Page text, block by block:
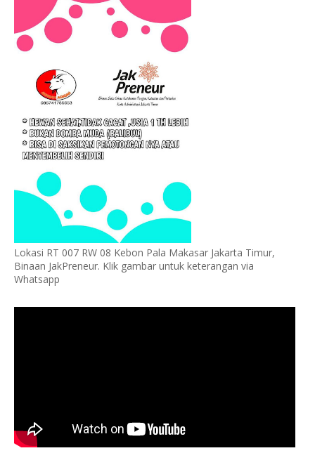
Lokasi RT 007 RW 08 Kebon Pala Makasar Jakarta Timur,
Binaan JakPreneur. Klik gambar untuk keterangan via
Whatsapp